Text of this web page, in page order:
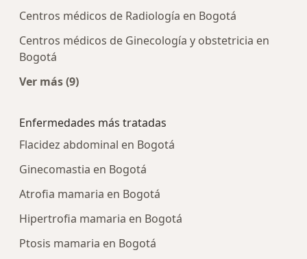
Centros médicos de Radiología en Bogotá
Centros médicos de Ginecología y obstetricia en
Bogotá
Ver más (9)
Enfermedades más tratadas
Flacidez abdominal en Bogotá
Ginecomastia en Bogotá
Atrofia mamaria en Bogotá
Hipertrofia mamaria en Bogotá
Ptosis mamaria en Bogotá